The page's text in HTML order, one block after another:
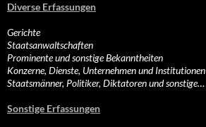
Diverse Erfassungen
Gerichte
Staatsanwaltschaften
Prominente und sonstige Bekanntheiten
Konzerne, Dienste, Unternehmen und Institutionen
Staatsmänner, Politiker, Diktatoren und sonstige…
Sonstige Erfassungen